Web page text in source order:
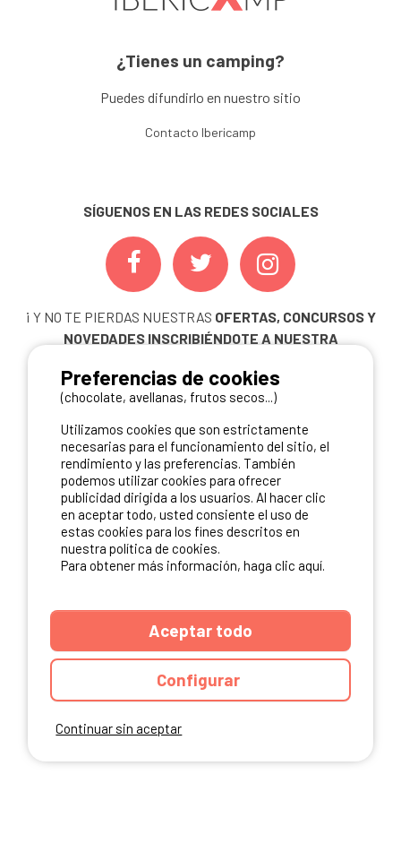
¿Tienes un camping?
Puedes difundirlo en nuestro sitio
Contacto Ibericamp
SÍGUENOS EN LAS REDES SOCIALES
¡ Y NO TE PIERDAS NUESTRAS OFERTAS, CONCURSOS Y
NOVEDADES INSCRIBIÉNDOTE A NUESTRA
ME INSCRIBO
NUESTROS PARTNERS
Continuar sin aceptar
Preferencias de cookies
(chocolate, avellanas, frutos secos...)
Utilizamos cookies que son estrictamente
necesarias para el funcionamiento del sitio, el
rendimiento y las preferencias. También
podemos utilizar cookies para ofrecer
publicidad dirigida a los usuarios. Al hacer clic
en aceptar todo, usted consiente el uso de
estas cookies para los fines descritos en
nuestra política de cookies.
Para obtener más información, haga clic aquí.
Aceptar todo
Configurar